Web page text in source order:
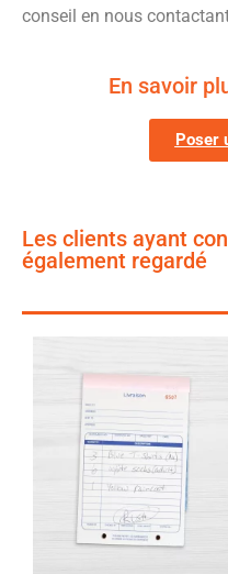
conseil en nous
En savoir
Poser
Les clients ayant
également regardé